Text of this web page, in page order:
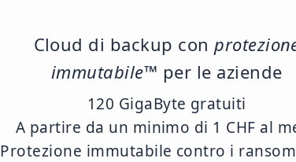
Cloud di backup con
immutabile™ per le aziende
120 GigaByte gratuiti
A partire da un minimo di 1 CHF al
Protezione immutabile contro i